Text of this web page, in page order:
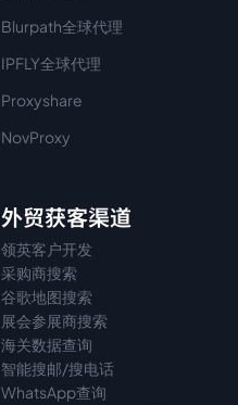
Blurpath全球代理
IPFLY全球代理
Proxyshare
NovProxy
外贸获客渠道
领英客户开发
采购商搜索
谷歌地图搜索
展会参展商搜索
海关数据查询
智能搜邮/搜电话
WhatsApp查询